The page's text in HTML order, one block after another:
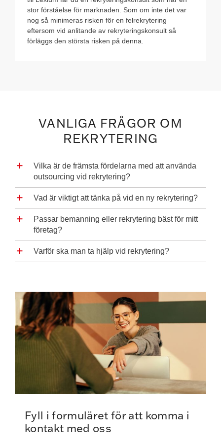
stor förståelse för marknaden. Som om inte det var
nog så minimeras risken för en felrekrytering
eftersom vid anlitande av rekryteringskonsult så
förläggs den största risken på denna.
VANLIGA FRÅGOR OM
REKRYTERING
Vilka är de främsta fördelarna med att använda
outsourcing vid rekrytering?
Vad är viktigt att tänka på vid en ny rekrytering?
Passar bemanning eller rekrytering bäst för mitt
företag?
Varför ska man ta hjälp vid rekrytering?
Fyll i formuläret för att komma i
kontakt med oss